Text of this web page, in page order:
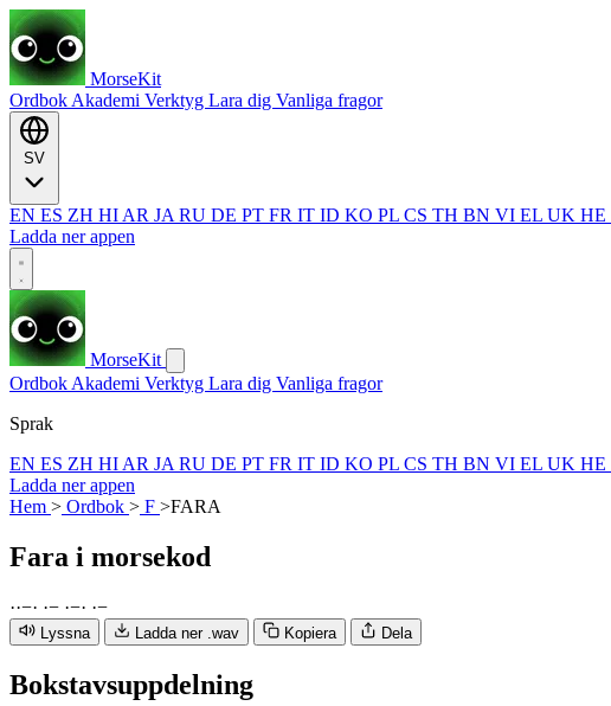
MorseKit
Ordbok Akademi Verktyg Lara dig Vanliga fragor
EN ES ZH HI AR JA RU DE PT FR IT ID KO PL CS TH BN VI EL UK HE
Ladda ner appen
MorseKit
Ordbok Akademi Verktyg Lara dig Vanliga fragor
Sprak
EN ES ZH HI AR JA RU DE PT FR IT ID KO PL CS TH BN VI EL UK HE
Ladda ner appen
Hem > Ordbok > F >FARA
Fara i morsekod
··−· ·− ·−· ·−
Lyssna Ladda ner .wav Kopiera Dela
Bokstavsuppdelning